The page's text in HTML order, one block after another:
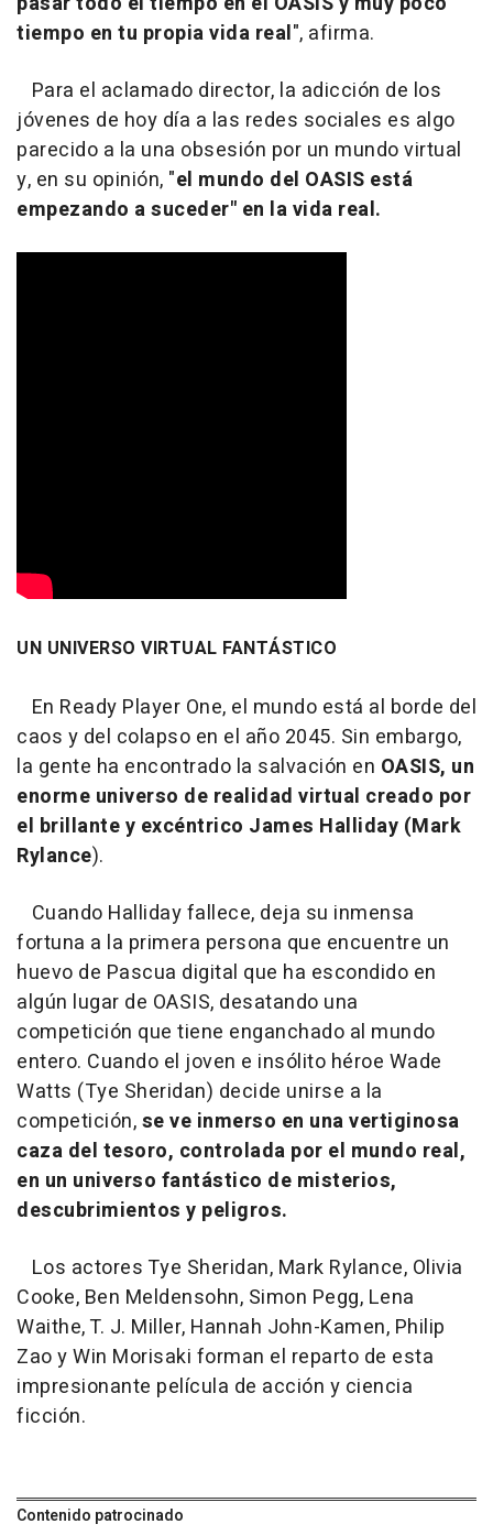
tiempo en tu propia vida real", afirma.
Para el aclamado director, la adicción de los
jóvenes de hoy día a las redes sociales es algo
parecido a la una obsesión por un mundo virtual
y, en su opinión, "el mundo del OASIS está
empezando a suceder" en la vida real.
UN UNIVERSO VIRTUAL FANTÁSTICO
En Ready Player One, el mundo está al borde del
caos y del colapso en el año 2045. Sin embargo,
la gente ha encontrado la salvación en OASIS, un
enorme universo de realidad virtual creado por
el brillante y excéntrico James Halliday (Mark
Rylance).
Cuando Halliday fallece, deja su inmensa
fortuna a la primera persona que encuentre un
huevo de Pascua digital que ha escondido en
algún lugar de OASIS, desatando una
competición que tiene enganchado al mundo
entero. Cuando el joven e insólito héroe Wade
Watts (Tye Sheridan) decide unirse a la
competición,se ve inmerso en una vertiginosa
caza del tesoro, controlada por el mundo real,
en un universo fantástico de misterios,
descubrimientos y peligros.
Los actores Tye Sheridan, Mark Rylance, Olivia
Cooke, Ben Meldensohn, Simon Pegg, Lena
Waithe, T. J. Miller, Hannah John-Kamen, Philip
Zao y Win Morisaki forman el reparto de esta
impresionante película de acción y ciencia
ficción.
Contenido patrocinado